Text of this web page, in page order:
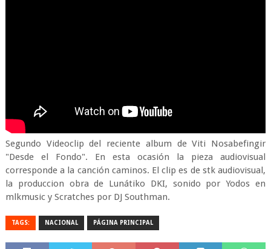
Segundo Videoclip del reciente album de Viti Nosabefingir
"Desde el Fondo". En esta ocasión la pieza audiovisual
corresponde a la canción caminos. El clip es de stk audiovisual,
la produccion obra de Lunátiko DKI, sonido por Yodos en
mlkmusic y Scratches por DJ Southman.
TAGS: NACIONAL PÁGINA PRINCIPAL